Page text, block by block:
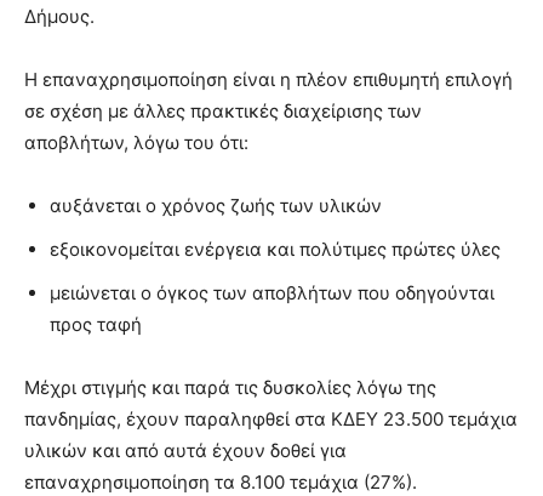
Δήμους.
Η επαναχρησιμοποίηση είναι η πλέον επιθυμητή επιλογή
σε σχέση με άλλες πρακτικές διαχείρισης των
αποβλήτων, λόγω του ότι:
αυξάνεται ο χρόνος ζωής των υλικών
εξοικονομείται ενέργεια και πολύτιμες πρώτες ύλες
μειώνεται ο όγκος των αποβλήτων που οδηγούνται
προς ταφή
Μέχρι στιγμής και παρά τις δυσκολίες λόγω της
πανδημίας, έχουν παραληφθεί στα ΚΔΕΥ 23.500 τεμάχια
υλικών και από αυτά έχουν δοθεί για
επαναχρησιμοποίηση τα 8.100 τεμάχια (27%).